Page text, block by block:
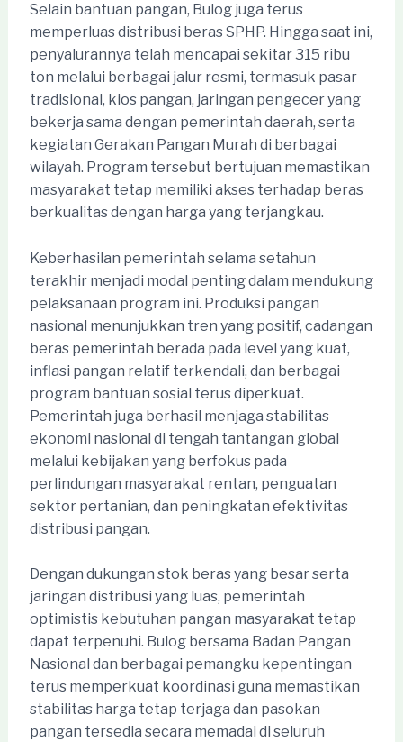
Selain bantuan pangan, Bulog juga terus
memperluas distribusi beras SPHP. Hingga saat ini,
penyalurannya telah mencapai sekitar 315 ribu
ton melalui berbagai jalur resmi, termasuk pasar
tradisional, kios pangan, jaringan pengecer yang
bekerja sama dengan pemerintah daerah, serta
kegiatan Gerakan Pangan Murah di berbagai
wilayah. Program tersebut bertujuan memastikan
masyarakat tetap memiliki akses terhadap beras
berkualitas dengan harga yang terjangkau.
Keberhasilan pemerintah selama setahun
terakhir menjadi modal penting dalam mendukung
pelaksanaan program ini. Produksi pangan
nasional menunjukkan tren yang positif, cadangan
beras pemerintah berada pada level yang kuat,
inflasi pangan relatif terkendali, dan berbagai
program bantuan sosial terus diperkuat.
Pemerintah juga berhasil menjaga stabilitas
ekonomi nasional di tengah tantangan global
melalui kebijakan yang berfokus pada
perlindungan masyarakat rentan, penguatan
sektor pertanian, dan peningkatan efektivitas
distribusi pangan.
Dengan dukungan stok beras yang besar serta
jaringan distribusi yang luas, pemerintah
optimistis kebutuhan pangan masyarakat tetap
dapat terpenuhi. Bulog bersama Badan Pangan
Nasional dan berbagai pemangku kepentingan
terus memperkuat koordinasi guna memastikan
stabilitas harga tetap terjaga dan pasokan
pangan tersedia secara memadai di seluruh